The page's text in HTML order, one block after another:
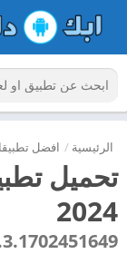
الرئيسية / افضل
2024